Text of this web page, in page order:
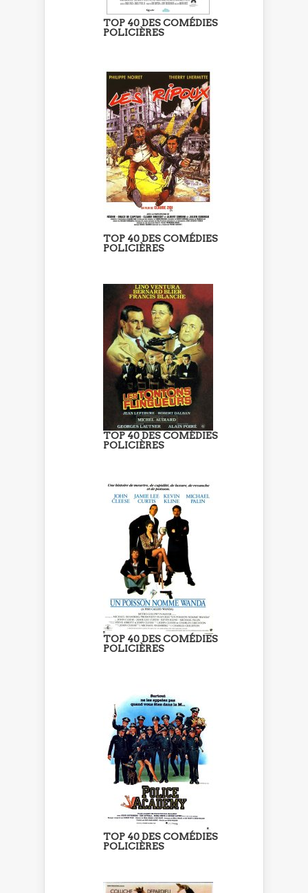
TOP 40 DES COMÉDIES
POLICIÈRES
TOP 40 DES COMÉDIES
POLICIÈRES
TOP 40 DES COMÉDIES
POLICIÈRES
TOP 40 DES COMÉDIES
POLICIÈRES
TOP 40 DES COMÉDIES
POLICIÈRES